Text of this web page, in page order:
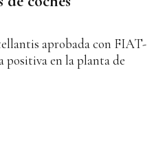
aprobada con FIAT-
positiva en la planta de